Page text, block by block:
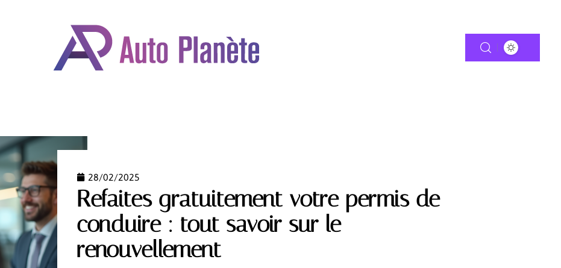
28/02/2025
Refaites gratuitement votre permis de
conduire : tout savoir sur le
renouvellement